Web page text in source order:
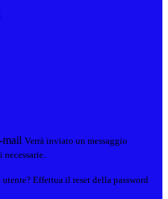
mail Verrà inviato un messaggio
Effettua il reset della password